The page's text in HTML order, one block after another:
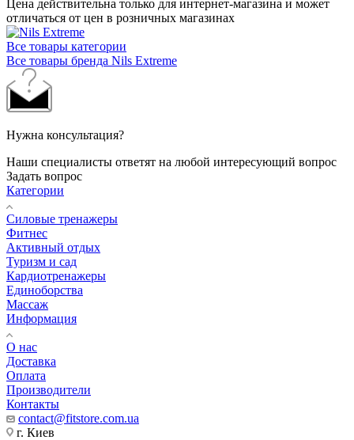
Цена действительна только для интернет-магазина и может
отличаться от цен в розничных магазинах
Все товары категории
Все товары бренда Nils Extreme
Нужна консультация?
Наши специалисты ответят на любой интересующий вопрос
Задать вопрос
Категории
Силовые тренажеры
Фитнес
Активный отдых
Туризм и сад
Кардиотренажеры
Единоборства
Массаж
Информация
О нас
Доставка
Оплата
Производители
Контакты
contact@fitstore.com.ua
г. Киев